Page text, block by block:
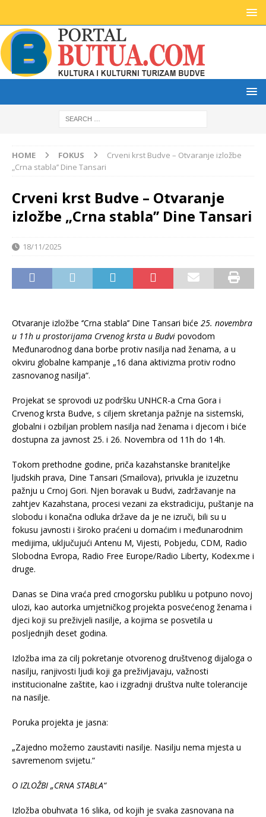
HOME FOKUS
Crveni krst Budve – Otvaranje izložbe
„Crna stabla’’ Dine Tansari
Crveni krst Budve – Otvaranje
izložbe „Crna stabla’’ Dine Tansari
18/11/2025
Otvaranje izložbe ‘’Crna stabla’’ Dine Tansari biće 25. novembra
u 11h u prostorijama Crvenog krsta u Budvi povodom
Međunarodnog dana borbe protiv nasilja nad ženama, a u
okviru globalne kampanje „16 dana aktivizma protiv rodno
zasnovanog nasilja“.
Projekat se sprovodi uz podršku UNHCR-a Crna Gora i
Crvenog krsta Budve, s ciljem skretanja pažnje na sistemski,
globalni i ozbiljan problem nasilja nad ženama i djecom i biće
dostupna za javnost 25. i 26. Novembra od 11h do 14h.
Tokom prethodne godine, priča kazahstanske braniteljke
ljudskih prava, Dine Tansari (Smailova), privukla je izuzetnu
pažnju u Crnoj Gori. Njen boravak u Budvi, zadržavanje na
zahtjev Kazahstana, procesi vezani za ekstradiciju, puštanje na
slobodu i konačna odluka države da je ne izruči, bili su u
fokusu javnosti i široko praćeni u domaćim i međunarodnim
medijima, uključujući Antenu M, Vijesti, Pobjedu, CDM, Radio
Slobodna Evropa, Radio Free Europe/Radio Liberty, Kodex.me i
druge.
Danas se Dina vraća pred crnogorsku publiku u potpuno novoj
ulozi, kao autorka umjetničkog projekta posvećenog ženama i
djeci koji su preživjeli nasilje, a kojima se posvetila u
posljednjih deset godina.
Izložba ima za cilj pokretanje otvorenog društvenog dijaloga o
nasilju, ranjivosti ljudi koji ga preživljavaju, važnosti
institucionalne zaštite, kao i izgradnji društva nulte tolerancije
na nasilje.
Poruka projekta je jasna:
„Zajedno možemo zaustaviti nasilje. Nasilju nema mjesta u
savremenom svijetu.“
O IZLOŽBI „CRNA STABLA“
Izložba obuhvata 16 slika, od kojih je svaka zasnovana na